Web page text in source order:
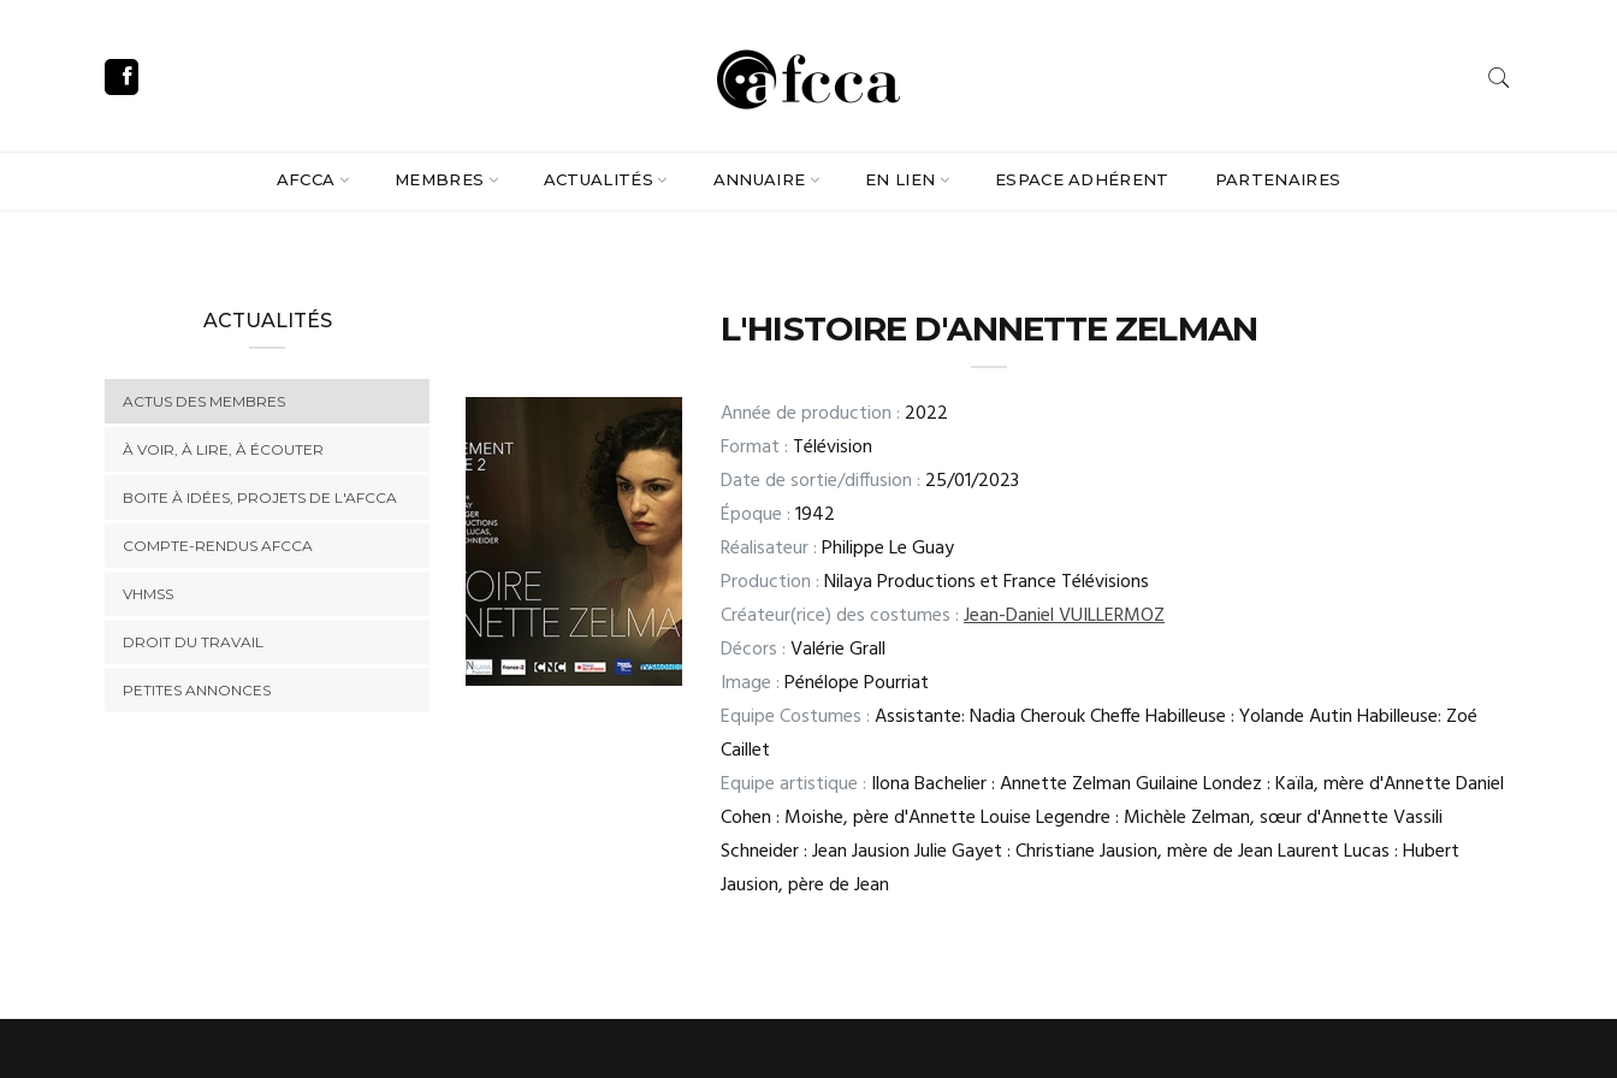
AFCCA MEMBRES ACTUALITÉS ANNUAIRE EN LIEN ESPACE ADHÉRENT PARTENAIRES
L'HISTOIRE D'ANNETTE ZELMAN
Année de production : 2022
Format : Télévision
Date de sortie/diffusion : 25/01/2023
Époque :1942
Réalisateur :Philippe Le Guay
Production :Nilaya Productions et France Télévisions
Créateur(rice) des costumes :Jean-Daniel VUILLERMOZ
Décors :Valérie Grall
Image :Pénélope Pourriat
Equipe Costumes :Assistante: Nadia Cherouk Cheffe Habilleuse : Yolande Autin Habilleuse: Zoé
Caillet
Equipe artistique : Ilona Bachelier : Annette Zelman Guilaine Londez : Kaïla, mère d'Annette Daniel
Cohen : Moishe, père d'Annette Louise Legendre : Michèle Zelman, sœur d'Annette Vassili
Schneider : Jean Jausion Julie Gayet : Christiane Jausion, mère de Jean Laurent Lucas : Hubert
Jausion, père de Jean
ACTUALITÉS
ACTUS DES MEMBRES
À VOIR, À LIRE, À ÉCOUTER
BOITE À IDÉES, PROJETS DE L'AFCCA
COMPTE-RENDUS AFCCA
VHMSS
DROIT DU TRAVAIL
PETITES ANNONCES